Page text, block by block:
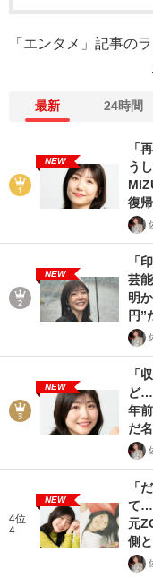
「エンタメ」記事の
最新 24時間
NEW
「
う
復
NEW
「
芸
明
円”
NEW
「
ど…
年
だ
4位
4
NEW
「
て…
元
側